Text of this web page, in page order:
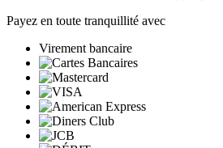
Payez en toute tranquillité avec
Virement bancaire